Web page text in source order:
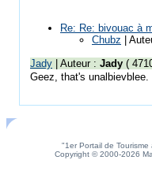
Re: Re: bivouac à
Chubz |
Jady | Auteur : Jady (
Geez, that's
"1er Portail de
Copyright © 2000-2026